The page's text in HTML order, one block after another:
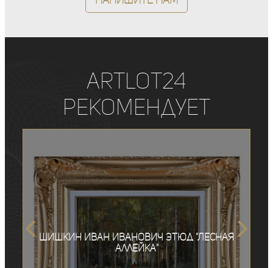
ArtLot24
рекомендует
Шишкин Иван Иванович этюд "Лесная
аллейка"